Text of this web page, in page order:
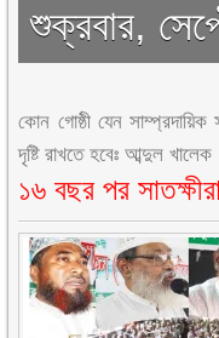
শুক্রবার,
কোন গোষ্ঠী যেন
দৃষ্টি রাখতে হবেঃ আব্দুল খালেক
১৬ বছর পর